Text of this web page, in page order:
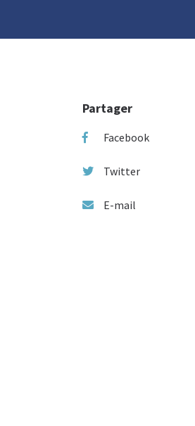
Partager
Facebook
Twitter
E-mail